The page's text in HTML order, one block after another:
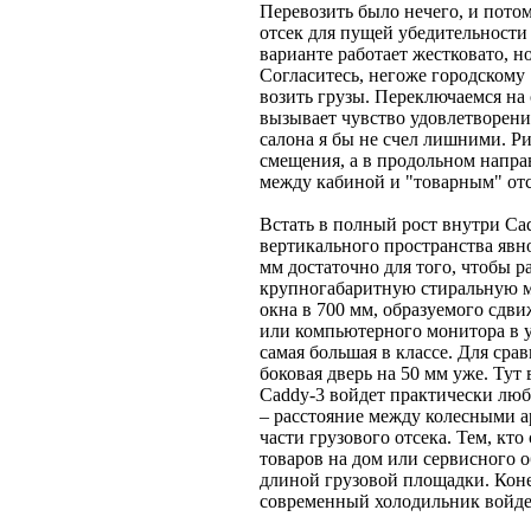
Перевозить было нечего, и
отсек для пущей
варианте работает жестковато,
Согласитесь, негоже
возить грузы. Переключаемся
вызывает чувство
салона я бы не счел лишними.
смещения, а в продольном
между кабиной и "товарным"
Встать в полный рост внутри
вертикального пространства
мм достаточно для того, чтобы
крупногабаритную
окна в 700 мм, образуемого
или компьютерного монитора в
самая большая в классе. Для
боковая дверь на 50 мм уже. Тут
Caddy-3 войдет практически
– расстояние между колесными
части грузового отсека. Тем,
товаров на дом или сервисного
длиной грузовой площадки.
современный холодильник